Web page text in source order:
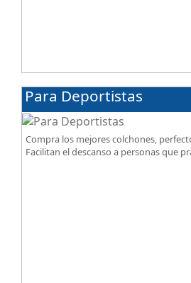
Para Deportistas
Compra los mejores colchones,
Facilitan el descanso a personas que